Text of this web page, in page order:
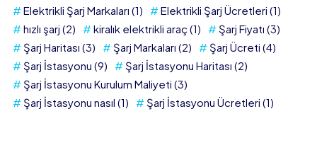
Elektrikli Şarj Markaları (1) Elektrikli Şarj Ücretleri (1)
hızlı şarj (2) kiralık elektrikli araç (1) Şarj Fiyatı (3)
Şarj Haritası (3) Şarj Markaları (2) Şarj Ücreti (4)
Şarj İstasyonu (9) Şarj İstasyonu Haritası (2)
Şarj İstasyonu Kurulum Maliyeti (3)
Şarj İstasyonu nasıl (1) Şarj İstasyonu Ücretleri (1)